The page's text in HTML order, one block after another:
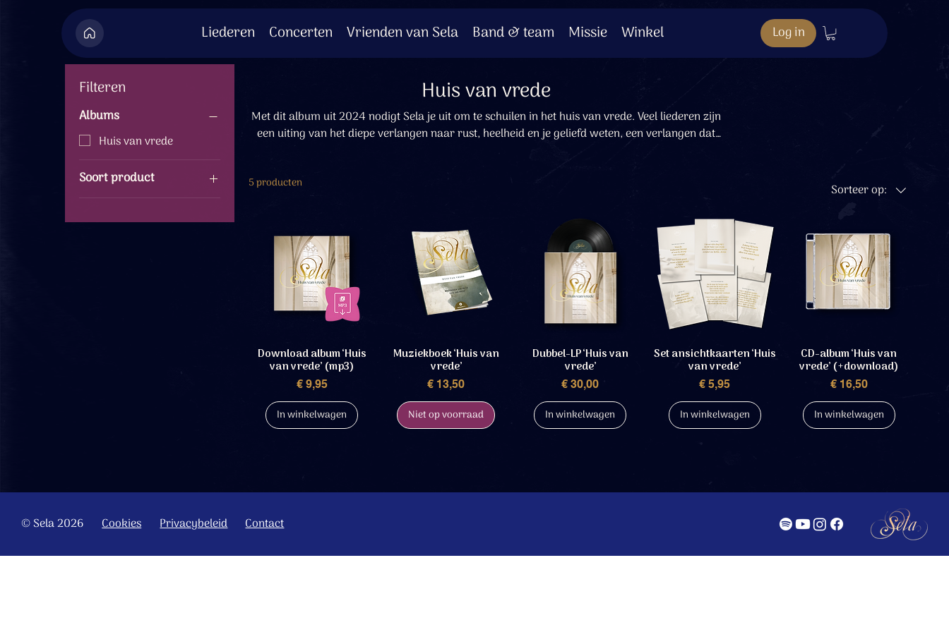
Liederen Concerten Vrienden van Sela Band & team Missie Winkel Log in
Filteren
Albums
Huis van vrede
Soort product
Audiobestanden
Huis van vrede
Met dit album uit 2024 nodigt Sela je uit om te schuilen in het huis van vrede. Veel liederen zijn
een uiting van het diepe verlangen naar rust, heelheid en je geliefd weten, een verlangen dat
5 producten Sorteer op:
Download album ‘Huis
van vrede’ (mp3)
Prijs
€ 9,95
In winkelwagen
Muziekboek ‘Huis van
vrede’
Prijs
€ 13,50
Niet op voorraad
Dubbel-LP ‘Huis van
vrede’
Prijs
€ 30,00
In winkelwagen
Set ansichtkaarten ‘Huis
van vrede’
Prijs
€ 5,95
In winkelwagen
CD-album ‘Huis van
vrede’ (+download)
Prijs
€ 16,50
In winkelwagen
© Sela 2026 Cookies Privacybeleid Contact